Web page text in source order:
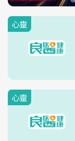
心靈
心靈